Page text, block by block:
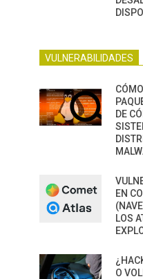
VULNERABILIDADES
DE
EN
LOS
O